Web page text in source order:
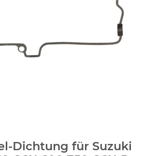
Dichtung für Suzuki